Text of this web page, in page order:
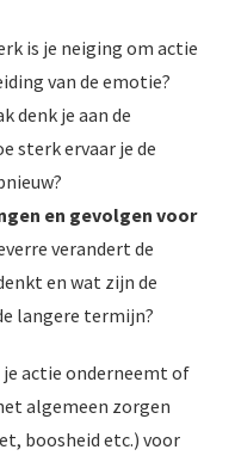
is je neiging om actie
van de emotie?
denk je aan de
sterk ervaar je de
en gevolgen voor
verandert de
en wat zijn de
langere termijn?
actie onderneemt of
algemeen zorgen
boosheid etc.) voor